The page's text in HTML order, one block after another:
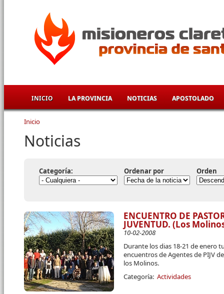
INICIO LA PROVINCIA NOTICIAS APOSTOLADO
Se encuentra usted aquí
Inicio
Noticias
Categoría: Ordenar por Orden
ENCUENTRO DE
JUVENTUD. (Los
10-02-2008
Durante los dias 18-21 de enero
encuentros de Agentes de PIJV
los Molinos.
Categoría: Actividades